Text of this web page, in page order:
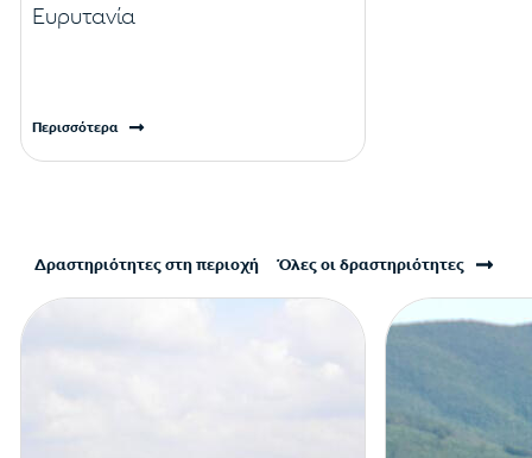
Ευρυτανία
Περισσότερα
Δραστηριότητες στη περιοχή Όλες οι δραστηριότητες